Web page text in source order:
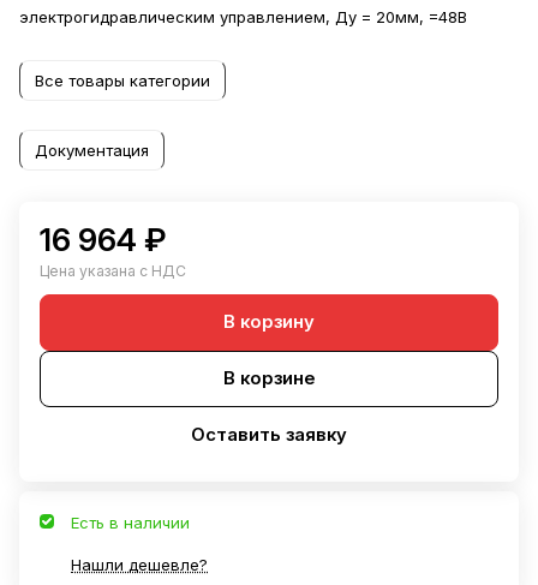
электрогидравлическим управлением, Ду = 20мм, =48В
Все товары категории
Документация
16 964 ₽
Цена указана с НДС
В корзину
В корзине
Оставить заявку
Есть в наличии
Нашли дешевле?